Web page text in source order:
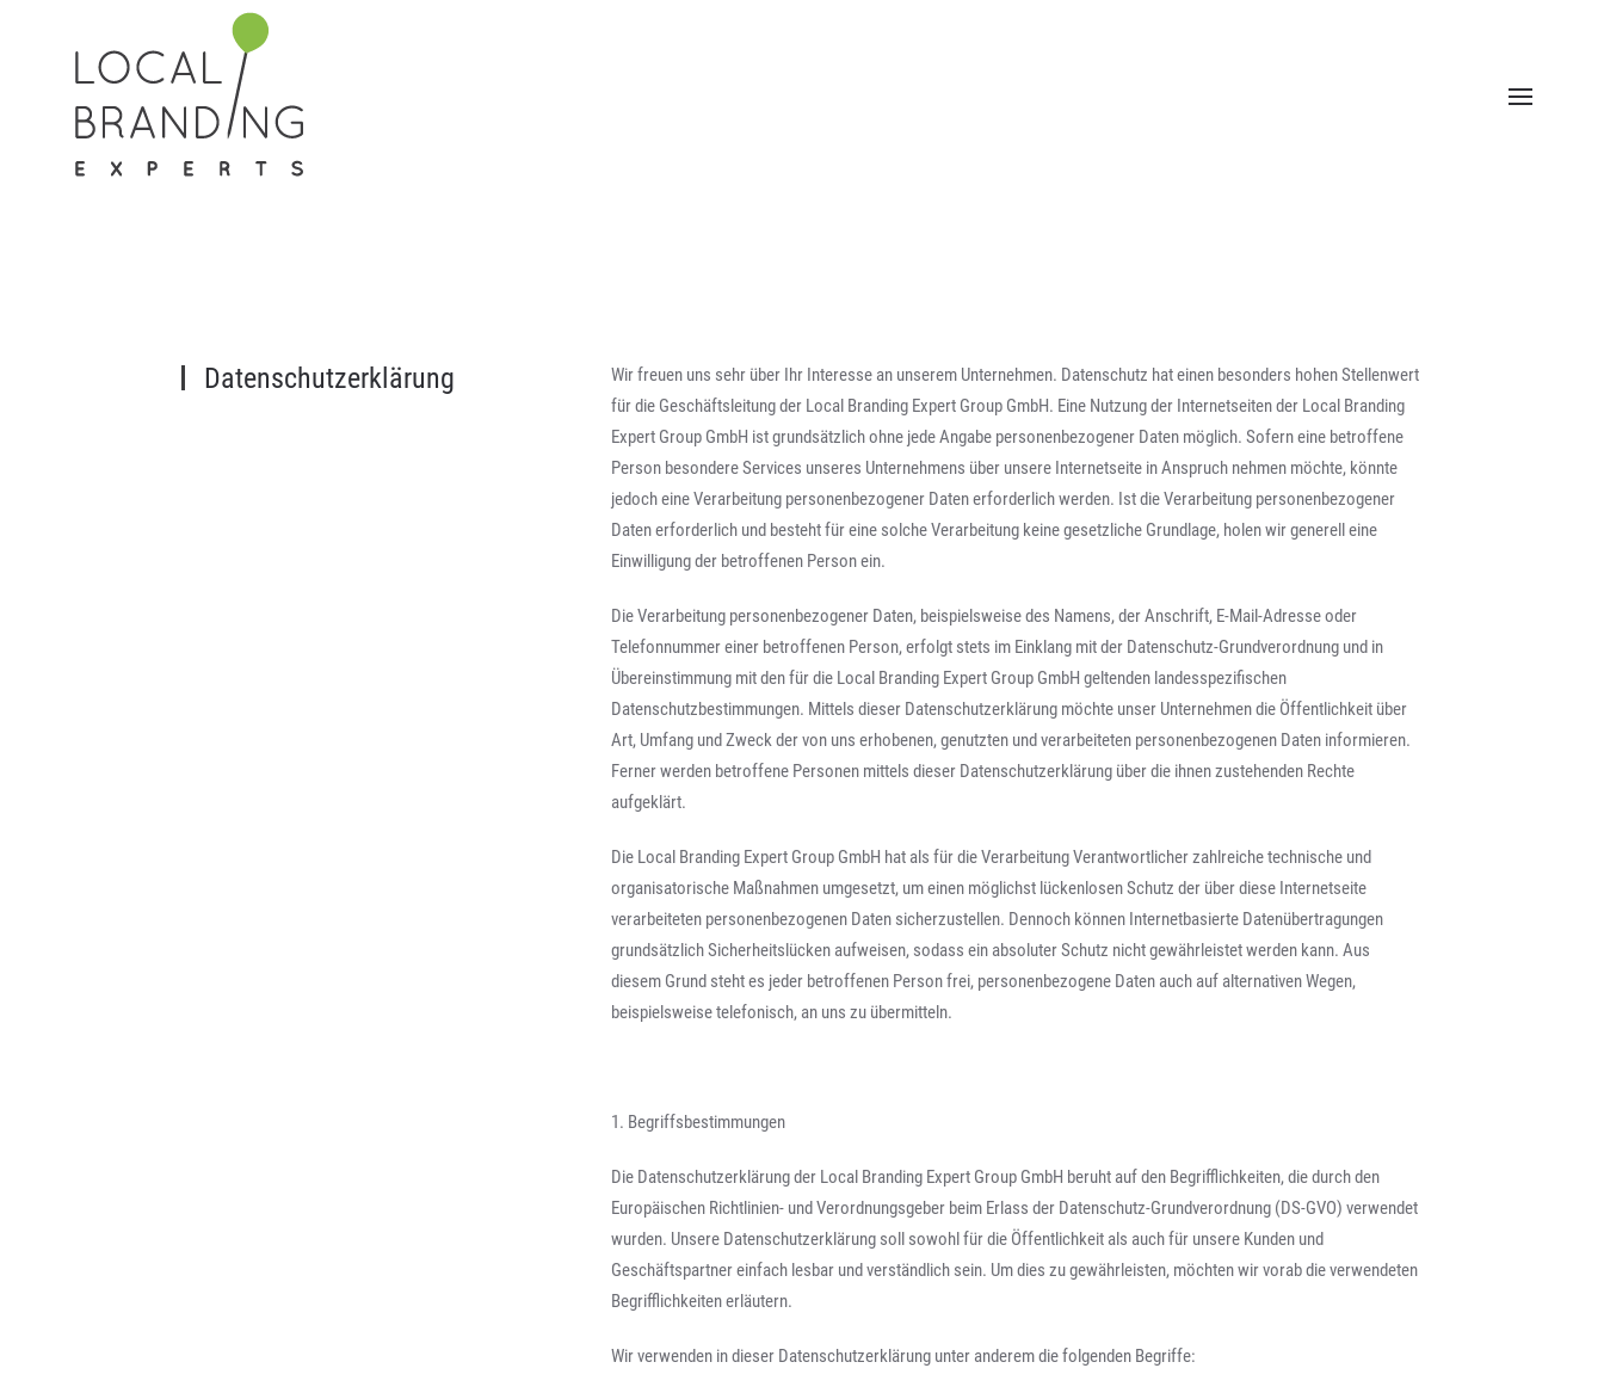
Datenschutzerklärung
Wir freuen uns sehr über Ihr Interesse an unserem Unternehmen. Datenschutz hat einen besonders hohen Stellenwert
für die Geschäftsleitung der Local Branding Expert Group GmbH. Eine Nutzung der Internetseiten der Local Branding
Expert Group GmbH ist grundsätzlich ohne jede Angabe personenbezogener Daten möglich. Sofern eine betroffene
Person besondere Services unseres Unternehmens über unsere Internetseite in Anspruch nehmen möchte, könnte
jedoch eine Verarbeitung personenbezogener Daten erforderlich werden. Ist die Verarbeitung personenbezogener
Daten erforderlich und besteht für eine solche Verarbeitung keine gesetzliche Grundlage, holen wir generell eine
Einwilligung der betroffenen Person ein.
Die Verarbeitung personenbezogener Daten, beispielsweise des Namens, der Anschrift, E-Mail-Adresse oder
Telefonnummer einer betroffenen Person, erfolgt stets im Einklang mit der Datenschutz-Grundverordnung und in
Übereinstimmung mit den für die Local Branding Expert Group GmbH geltenden landesspezifischen
Datenschutzbestimmungen. Mittels dieser Datenschutzerklärung möchte unser Unternehmen die Öffentlichkeit über
Art, Umfang und Zweck der von uns erhobenen, genutzten und verarbeiteten personenbezogenen Daten informieren.
Ferner werden betroffene Personen mittels dieser Datenschutzerklärung über die ihnen zustehenden Rechte
aufgeklärt.
Die Local Branding Expert Group GmbH hat als für die Verarbeitung Verantwortlicher zahlreiche technische und
organisatorische Maßnahmen umgesetzt, um einen möglichst lückenlosen Schutz der über diese Internetseite
verarbeiteten personenbezogenen Daten sicherzustellen. Dennoch können Internetbasierte Datenübertragungen
grundsätzlich Sicherheitslücken aufweisen, sodass ein absoluter Schutz nicht gewährleistet werden kann. Aus
diesem Grund steht es jeder betroffenen Person frei, personenbezogene Daten auch auf alternativen Wegen,
beispielsweise telefonisch, an uns zu übermitteln.
1. Begriffsbestimmungen
Die Datenschutzerklärung der Local Branding Expert Group GmbH beruht auf den Begrifflichkeiten, die durch den
Europäischen Richtlinien- und Verordnungsgeber beim Erlass der Datenschutz-Grundverordnung (DS-GVO) verwendet
wurden. Unsere Datenschutzerklärung soll sowohl für die Öffentlichkeit als auch für unsere Kunden und
Geschäftspartner einfach lesbar und verständlich sein. Um dies zu gewährleisten, möchten wir vorab die verwendeten
Begrifflichkeiten erläutern.
Wir verwenden in dieser Datenschutzerklärung unter anderem die folgenden Begriffe: